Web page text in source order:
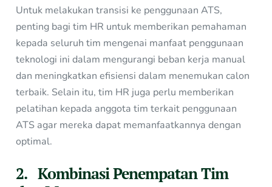
Untuk melakukan transisi ke penggunaan ATS,
penting bagi tim HR untuk memberikan pemahaman
kepada seluruh tim mengenai manfaat penggunaan
teknologi ini dalam mengurangi beban kerja manual
dan meningkatkan efisiensi dalam menemukan calon
terbaik. Selain itu, tim HR juga perlu memberikan
pelatihan kepada anggota tim terkait penggunaan
ATS agar mereka dapat memanfaatkannya dengan
optimal.
2. Kombinasi Penempatan Tim